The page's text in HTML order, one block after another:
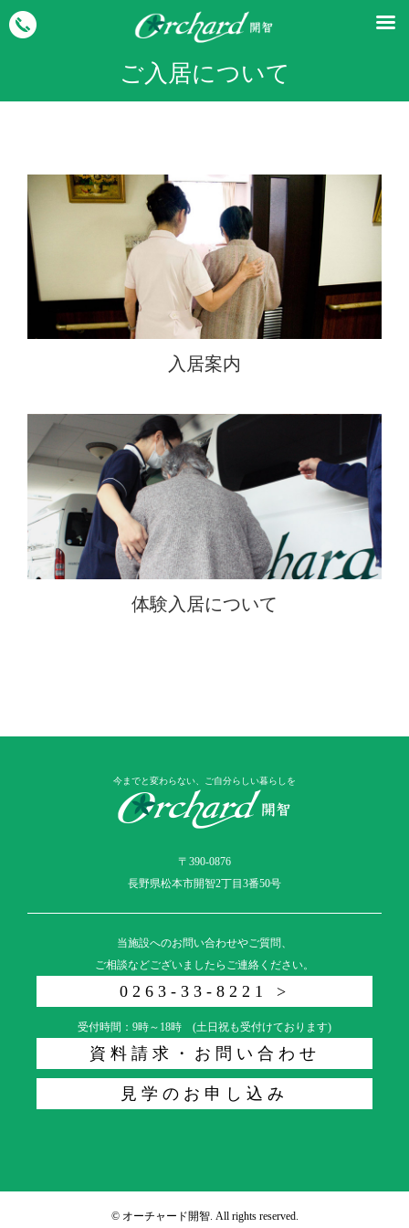
ご入居について
入居案内
体験入居について
今までと変わらない、ご自分らしい暮らしを
〒390-0876
長野県松本市開智2丁目3番50号
当施設へのお問い合わせやご質問、
ご相談などございましたらご連絡ください。
0263-33-8221 >
受付時間：9時～18時 (土日祝も受付けております)
資料請求・お問い合わせ
見学のお申し込み
© オーチャード開智. All rights reserved.